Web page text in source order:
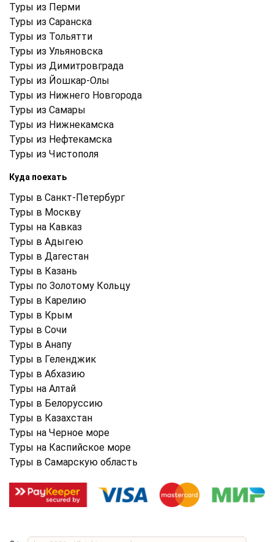
Туры из Перми
Туры из Саранска
Туры из Тольятти
Туры из Ульяновска
Туры из Димитровграда
Туры из Йошкар-Олы
Туры из Нижнего Новгорода
Туры из Самары
Туры из Нижнекамска
Туры из Нефтекамска
Туры из Чистополя
Куда поехать
Туры в Санкт-Петербург
Туры в Москву
Туры на Кавказ
Туры в Адыгею
Туры в Дагестан
Туры в Казань
Туры по Золотому Кольцу
Туры в Карелию
Туры в Крым
Туры в Cочи
Туры в Анапу
Туры в Геленджик
Туры в Абхазию
Туры на Алтай
Туры в Белоруссию
Туры в Казахстан
Туры на Черное море
Туры на Каспийское море
Туры в Самарскую область